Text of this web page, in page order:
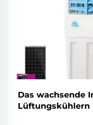
Das wachsende
Lüftungskühlern